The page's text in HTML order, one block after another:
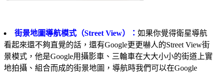
街景地圖導航模式（Street View）： 如果你覺得衛星導航
看起來還不夠直覺的話，還有Google更更嚇人的Street View街
景模式，他是Google用攝影車、三輪車在大大小小的街道上實
地拍攝、組合而成的街景地圖，導航時我們可以在Google